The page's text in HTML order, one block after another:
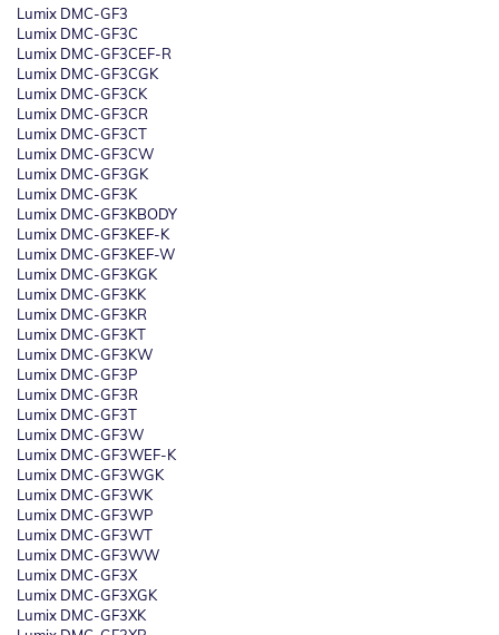
Lumix DMC-GF3
Lumix DMC-GF3C
Lumix DMC-GF3CEF-R
Lumix DMC-GF3CGK
Lumix DMC-GF3CK
Lumix DMC-GF3CR
Lumix DMC-GF3CT
Lumix DMC-GF3CW
Lumix DMC-GF3GK
Lumix DMC-GF3K
Lumix DMC-GF3KBODY
Lumix DMC-GF3KEF-K
Lumix DMC-GF3KEF-W
Lumix DMC-GF3KGK
Lumix DMC-GF3KK
Lumix DMC-GF3KR
Lumix DMC-GF3KT
Lumix DMC-GF3KW
Lumix DMC-GF3P
Lumix DMC-GF3R
Lumix DMC-GF3T
Lumix DMC-GF3W
Lumix DMC-GF3WEF-K
Lumix DMC-GF3WGK
Lumix DMC-GF3WK
Lumix DMC-GF3WP
Lumix DMC-GF3WT
Lumix DMC-GF3WW
Lumix DMC-GF3X
Lumix DMC-GF3XGK
Lumix DMC-GF3XK